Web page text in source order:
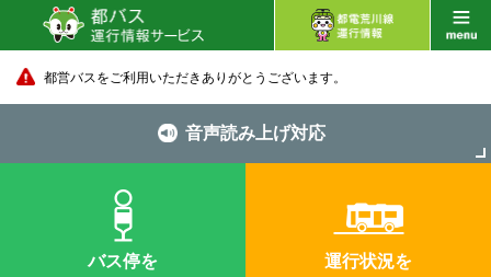
都営バスをご利用いただきありがとうございます。
音声読み上げ対応
バス停を
運行状況を